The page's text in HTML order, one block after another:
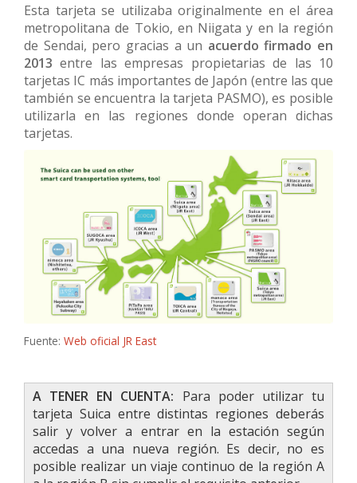
Esta tarjeta se utilizaba originalmente en el área
metropolitana de Tokio, en Niigata y en la región
de Sendai, pero gracias a un acuerdo firmado en
2013 entre las empresas propietarias de las 10
tarjetas IC más importantes de Japón (entre las que
también se encuentra la tarjeta PASMO), es posible
utilizarla en las regiones donde operan dichas
tarjetas.
Fuente: Web oficial JR East
A TENER EN CUENTA: Para poder utilizar tu
tarjeta Suica entre distintas regiones deberás
salir y volver a entrar en la estación según
accedas a una nueva región. Es decir, no es
posible realizar un viaje continuo de la región A